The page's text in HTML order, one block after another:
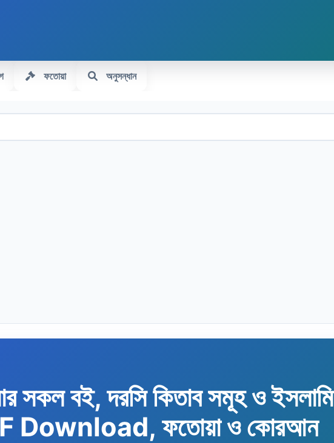
ফতোয়া অনুসন্ধান
সকল বই, দরসি কিতাব সমূহ ও ইসলামি
Download, ফতোয়া ও কোরআন